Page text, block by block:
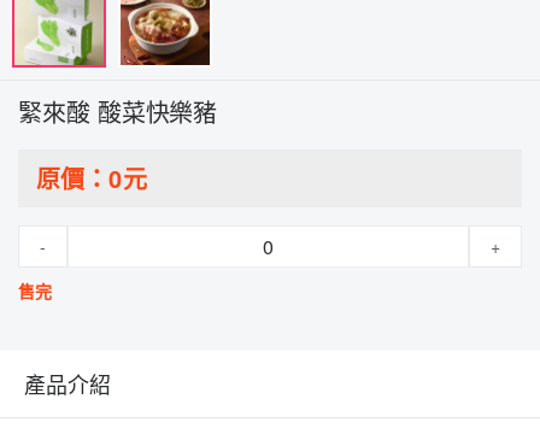
緊來酸 酸菜快樂豬
原價：0元
-
+
售完
產品介紹